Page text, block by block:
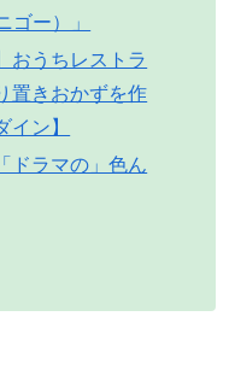
ゴー）」
おうちレストラ
置きおかずを作
イン】
ドラマの」色ん